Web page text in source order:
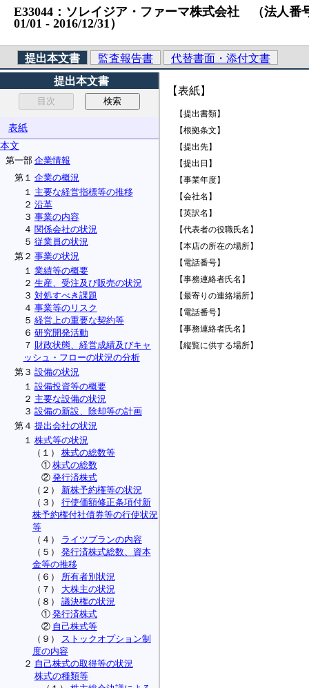
E33044：ソレイジア・ファーマ株式会社 （法人番
01/01 ‐ 2016/12/31）
提出本文書 監査報告書
代替書面・添付文書
提出本文書